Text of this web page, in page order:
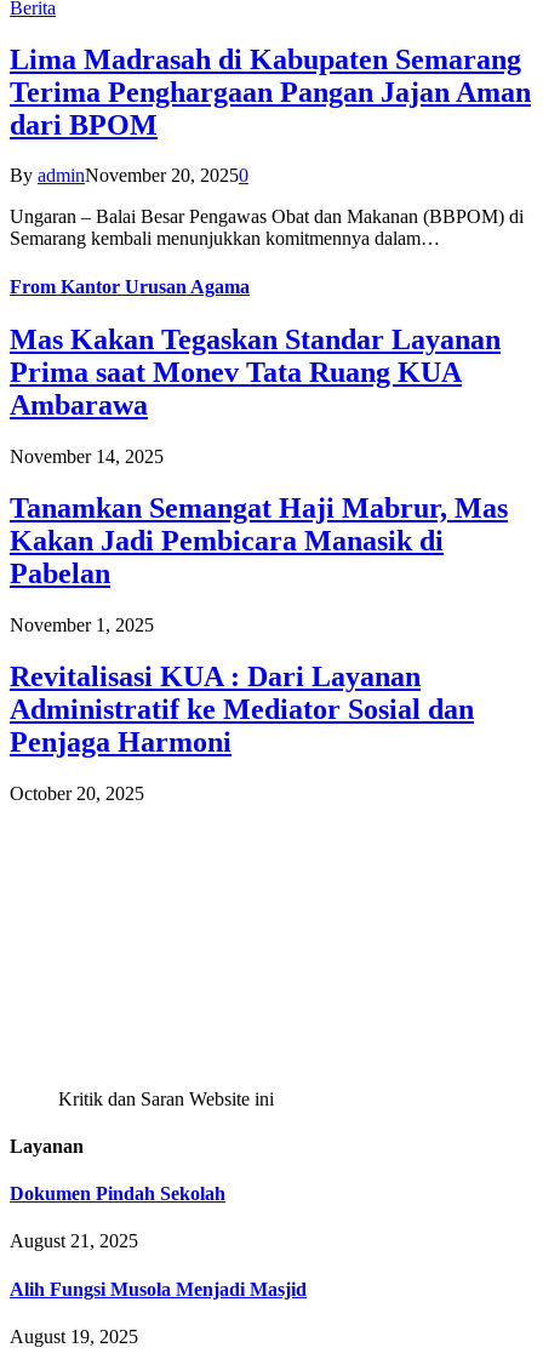
Berita
Lima Madrasah di Kabupaten Semarang
Terima Penghargaan Pangan Jajan Aman
dari BPOM
By adminNovember 20, 20250
Ungaran – Balai Besar Pengawas Obat dan Makanan (BBPOM) di
Semarang kembali menunjukkan komitmennya dalam…
From Kantor Urusan Agama
Mas Kakan Tegaskan Standar Layanan
Prima saat Monev Tata Ruang KUA
Ambarawa
November 14, 2025
Tanamkan Semangat Haji Mabrur, Mas
Kakan Jadi Pembicara Manasik di
Pabelan
November 1, 2025
Revitalisasi KUA : Dari Layanan
Administratif ke Mediator Sosial dan
Penjaga Harmoni
October 20, 2025
Kritik dan Saran Website ini
Layanan
Dokumen Pindah Sekolah
August 21, 2025
Alih Fungsi Musola Menjadi Masjid
August 19, 2025